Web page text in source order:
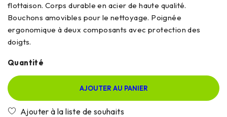
flottaison. Corps durable en acier de haute qualité.
Bouchons amovibles pour le nettoyage. Poignée
ergonomique à deux composants avec protection des
doigts.
Quantité
AJOUTER AU PANIER